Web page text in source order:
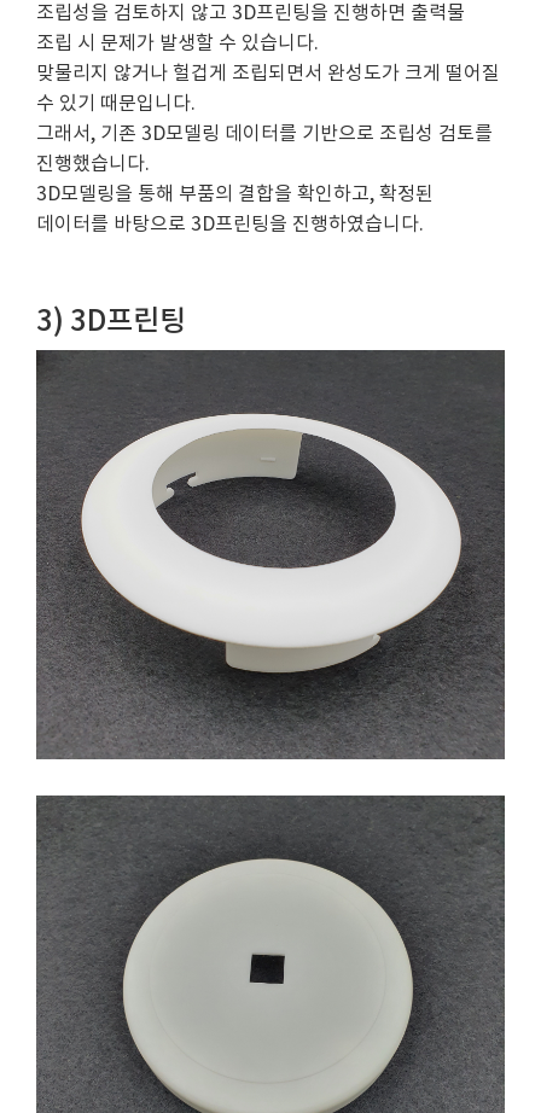
조립성을 검토하지 않고 3D프린팅을 진행하면 출력물
조립 시 문제가 발생할 수 있습니다.
맞물리지 않거나 헐겁게 조립되면서 완성도가 크게 떨어질
수 있기 때문입니다.
그래서, 기존 3D모델링 데이터를 기반으로 조립성 검토를
진행했습니다.
3D모델링을 통해 부품의 결합을 확인하고, 확정된
데이터를 바탕으로 3D프린팅을 진행하였습니다.
3) 3D프린팅